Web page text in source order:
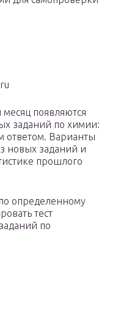
появляются
заданий по химии:
ответом. Варианты
новых заданий и
прошлого
определенному
тест
по